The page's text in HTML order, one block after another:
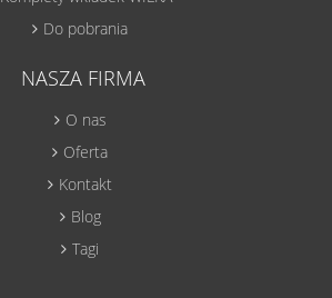
Do pobrania
NASZA FIRMA
O nas
Oferta
Kontakt
Blog
Tagi